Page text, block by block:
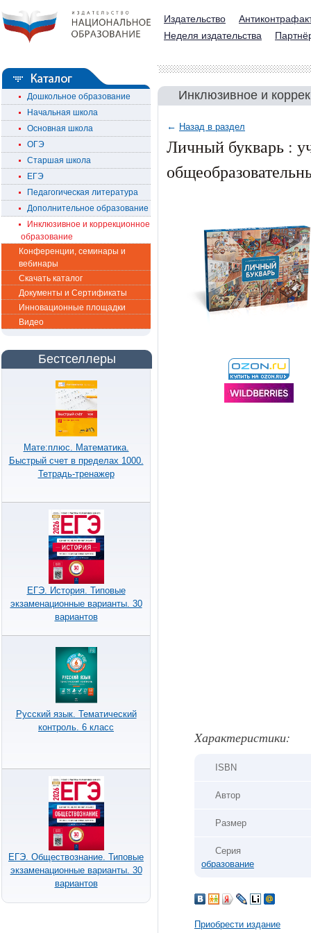
Издательство
Неделя издательства
Дошкольное образование
Начальная школа
Основная школа
ОГЭ
Старшая школа
ЕГЭ
Педагогическая литература
Дополнительное образование
Инклюзивное и коррекционное
образование
Конференции, семинары и
вебинары
Скачать каталог
Документы и Сертификаты
Инновационные площадки
Видео
Бестселлеры
Мате:плюс. Математика.
Быстрый счет в пределах 1000.
Тетрадь-тренажер
ЕГЭ. История. Типовые
экзаменационные варианты. 30
вариантов
Русский язык. Тематический
контроль. 6 класс
ЕГЭ. Обществознание. Типовые
экзаменационные варианты. 30
вариантов
Инклюзивное и
← Назад в раздел
Личный букварь :
Xарактеристики:
ISBN
Автор
Размер
Серия
образование
Приобрести издание